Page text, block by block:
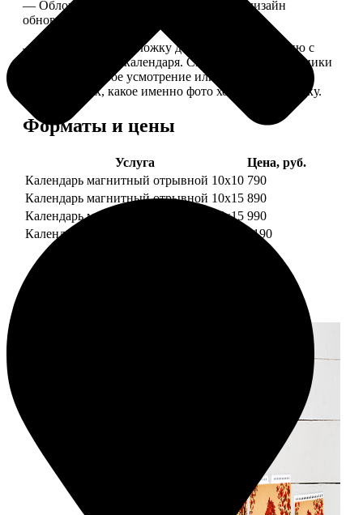
— Обложка для календаря стандартная, дизайн
обновляем каждый год.
— В кружочек на обложку добавляем фотографию с
одной из страниц календаря. Снимок наши сотрудники
выбирают на свое усмотрение или пишите в
комментариях, какое именно фото хотите на обложку.
Форматы и цены
Услуга
Цена, руб.
Календарь магнитный отрывной 10x10 790
Календарь магнитный отрывной 10x15 890
Календарь магнитный отрывной 15x15 990
Календарь магнитный отрывной 15x20
1190